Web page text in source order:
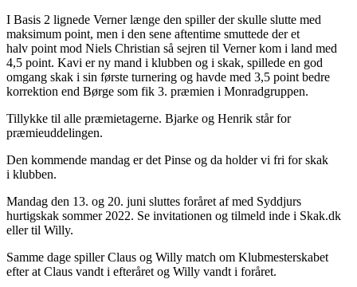
I Basis 2 lignede Verner længe den spiller der skulle slutte med
maksimum point, men i den sene aftentime smuttede der et
halv point mod Niels Christian så sejren til Verner kom i land med
4,5 point. Kavi er ny mand i klubben og i skak, spillede en god
omgang skak i sin første turnering og havde med 3,5 point bedre
korrektion end Børge som fik 3. præmien i Monradgruppen.
Tillykke til alle præmietagerne. Bjarke og Henrik står for
præmieuddelingen.
Den kommende mandag er det Pinse og da holder vi fri for skak
i klubben.
Mandag den 13. og 20. juni sluttes foråret af med Syddjurs
hurtigskak sommer 2022. Se invitationen og tilmeld inde i Skak.dk
eller til Willy.
Samme dage spiller Claus og Willy match om Klubmesterskabet
efter at Claus vandt i efteråret og Willy vandt i foråret.